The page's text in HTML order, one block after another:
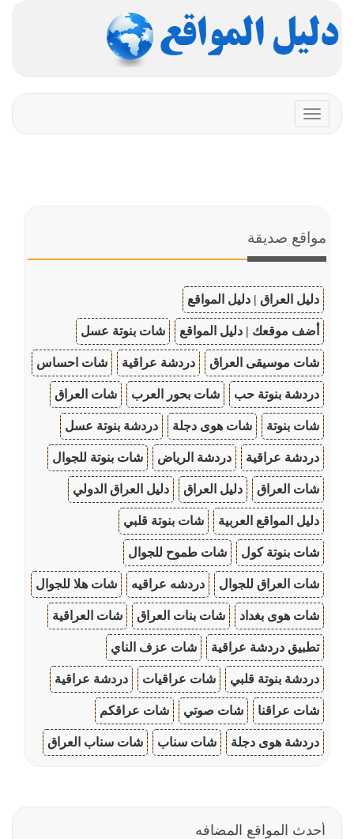
Toggle
navigation
مواقع صديقة
دليل العراق | دليل المواقع
أضف موقعك | دليل المواقع شات بنوتة عسل
شات موسيقى العراق دردشة عراقية شات احساس
دردشة بنوتة حب شات بحور العرب شات العراق
شات بنوتة شات هوى دجلة دردشة بنوتة عسل
دردشة عراقية دردشة الرياض شات بنوتة للجوال
شات العراق دليل العراق دليل العراق الدولي
دليل المواقع العربية شات بنوتة قلبي
شات بنوتة كول شات طموح للجوال
شات العراق للجوال دردشه عراقيه شات هلا للجوال
شات هوى بغداد شات بنات العراق شات العراقية
تطبيق دردشة عراقية شات عزف الناي
دردشة بنوتة قلبي شات عراقيات دردشة عراقية
شات عراقنا شات صوتي شات عراقكم
دردشة هوى دجلة شات سناب شات سناب العراق
أحدث المواقع المضافه